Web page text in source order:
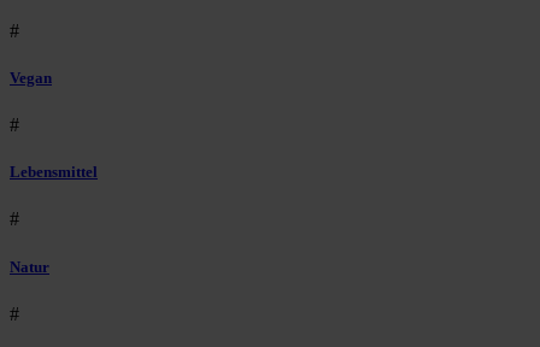
#
Vegan
#
Lebensmittel
#
Natur
#